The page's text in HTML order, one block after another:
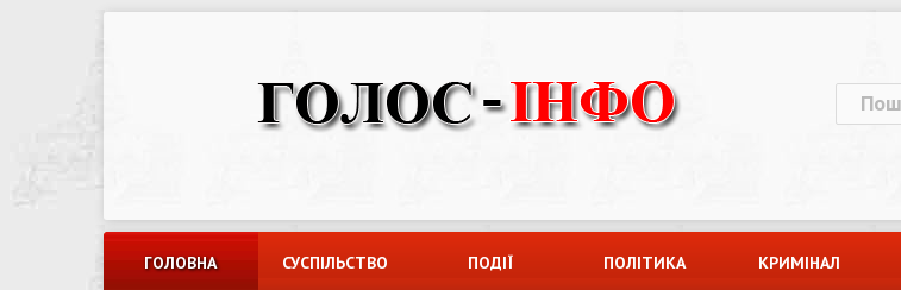
ГОЛОВНА СУСПІЛЬСТВО ПОДІЇ ПОЛІТИКА КРИМІНАЛ